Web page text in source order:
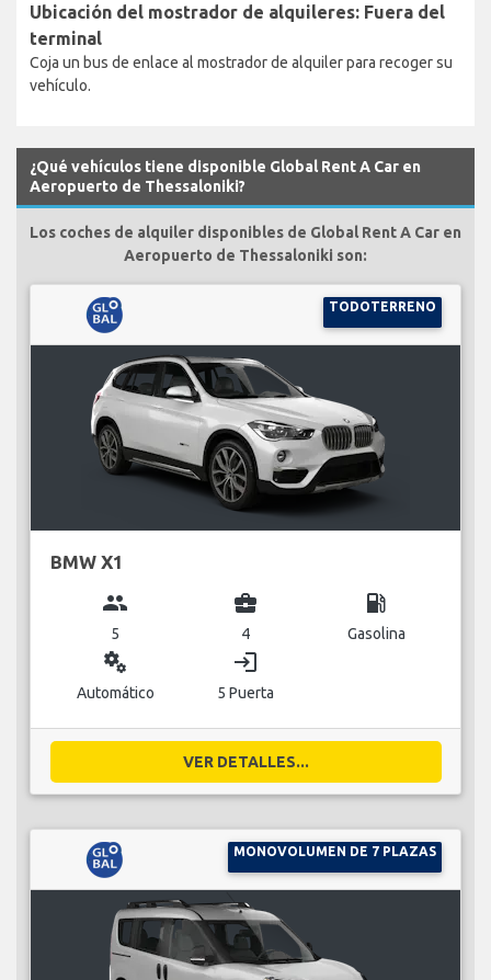
Ubicación del mostrador de alquileres: Fuera del
terminal
Coja un bus de enlace al mostrador de alquiler para recoger su
vehículo.
¿Qué vehículos tiene disponible Global Rent A Car en
Aeropuerto de Thessaloniki?
Los coches de alquiler disponibles de Global Rent A Car en
Aeropuerto de Thessaloniki son:
TODOTERRENO
BMW X1
group
5
business_center
4
local_gas_station
Gasolina
miscellaneous_services
Automático
login
5 Puerta
VER DETALLES...
MONOVOLUMEN DE 7 PLAZAS